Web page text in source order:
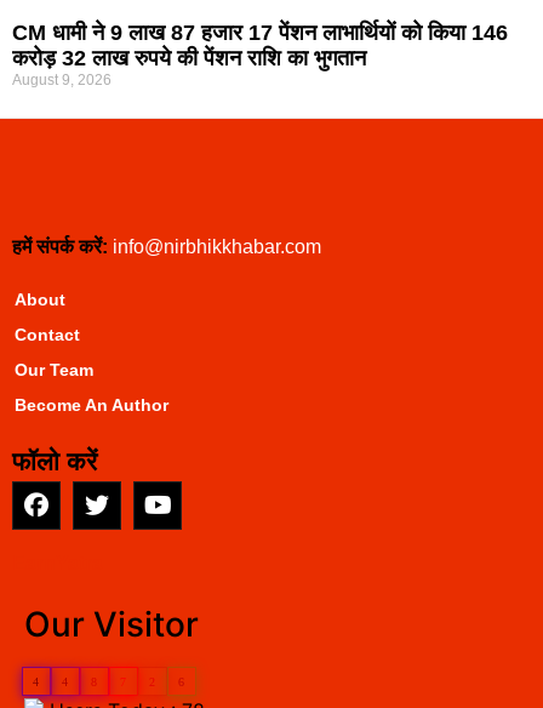
CM धामी ने 9 लाख 87 हजार 17 पेंशन लाभार्थियों को किया 146
करोड़ 32 लाख रुपये की पेंशन राशि का भुगतान
August 9, 2026
हमें संपर्क करें: info@nirbhikkhabar.com
About
Contact
Our Team
Become An Author
फॉलो करें
Our Visitor
4 4 8 7 2 6